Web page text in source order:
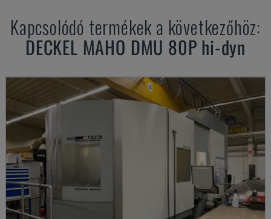
Kapcsolódó termékek a következőhöz:
DECKEL MAHO DMU 80P hi-dyn